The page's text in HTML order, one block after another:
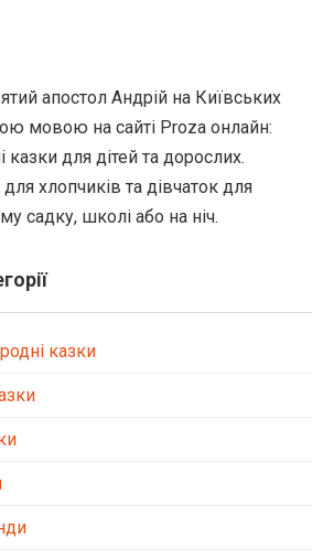
апостол Андрій на Київських
мовою на сайті Proza онлайн:
казки для дітей та дорослих.
хлопчиків та дівчаток для
садку, школі або на ніч.
казки